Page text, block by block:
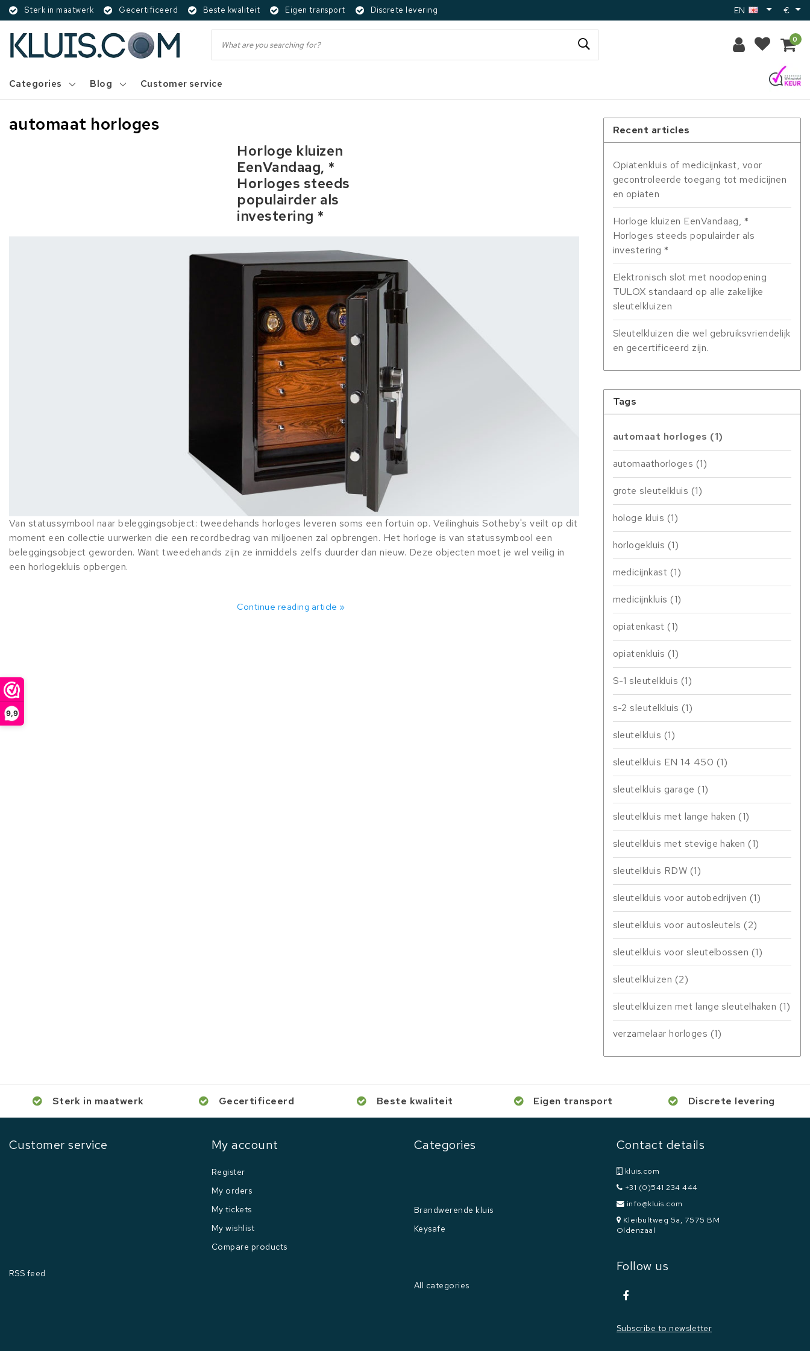
9,9
Sterk in maatwerk Gecertificeerd Beste kwaliteit Eigen transport Discrete levering EN €
0
Categories Blog Customer service
automaat horloges
Horloge kluizen
EenVandaag, *
Horloges steeds
populairder als
investering *
Van statussymbool naar beleggingsobject: tweedehands horloges leveren soms een fortuin op. Veilinghuis Sotheby's veilt op dit
moment een collectie uurwerken die een recordbedrag van miljoenen zal opbrengen. Het horloge is van statussymbool een
beleggingsobject geworden. Want tweedehands zijn ze inmiddels zelfs duurder dan nieuw. Deze objecten moet je wel veilig in
een horlogekluis opbergen.
Continue reading article »
Recent articles
Opiatenkluis of medicijnkast, voor
gecontroleerde toegang tot medicijnen
en opiaten
Horloge kluizen EenVandaag, *
Horloges steeds populairder als
investering *
Elektronisch slot met noodopening
TULOX standaard op alle zakelijke
sleutelkluizen
Sleutelkluizen die wel gebruiksvriendelijk
en gecertificeerd zijn.
Tags
automaat horloges (1)
automaathorloges (1)
grote sleutelkluis (1)
hologe kluis (1)
horlogekluis (1)
medicijnkast (1)
medicijnkluis (1)
opiatenkast (1)
opiatenkluis (1)
S-1 sleutelkluis (1)
s-2 sleutelkluis (1)
sleutelkluis (1)
sleutelkluis EN 14 450 (1)
sleutelkluis garage (1)
sleutelkluis met lange haken (1)
sleutelkluis met stevige haken (1)
sleutelkluis RDW (1)
sleutelkluis voor autobedrijven (1)
sleutelkluis voor autosleutels (2)
sleutelkluis voor sleutelbossen (1)
sleutelkluizen (2)
sleutelkluizen met lange sleutelhaken (1)
verzamelaar horloges (1)
Sterk in maatwerk Gecertificeerd Beste kwaliteit Eigen transport Discrete levering
Customer service
RSS feed
My account
Register
My orders
My tickets
My wishlist
Compare products
Categories
Brandwerende kluis
Keysafe
All categories
Contact details
kluis.com
+31 (0)541 234 444
info@kluis.com
Kleibultweg 5a, 7575 BM
Oldenzaal
Follow us
Subscribe to newsletter